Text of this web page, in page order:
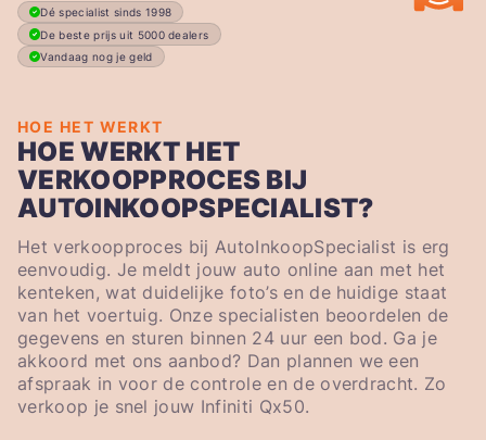
Dé specialist sinds 1998
De beste prijs uit 5000 dealers
Vandaag nog je geld
HOE HET WERKT
HOE WERKT HET
VERKOOPPROCES BIJ
AUTOINKOOPSPECIALIST?
Het verkoopproces bij AutoInkoopSpecialist is erg
eenvoudig. Je meldt jouw auto online aan met het
kenteken, wat duidelijke foto’s en de huidige staat
van het voertuig. Onze specialisten beoordelen de
gegevens en sturen binnen 24 uur een bod. Ga je
akkoord met ons aanbod? Dan plannen we een
afspraak in voor de controle en de overdracht. Zo
verkoop je snel jouw Infiniti Qx50.